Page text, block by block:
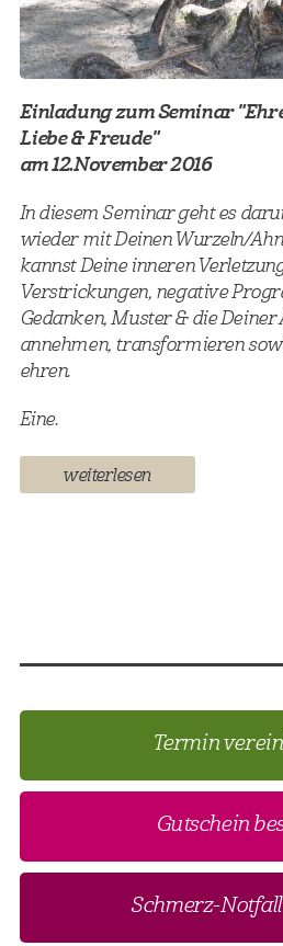
Einladung zum Seminar
Liebe & Freude"
am 12.November 2016
In diesem Seminar geht es
wieder mit Deinen Wurzeln/
kannst Deine inneren
Verstrickungen, negative
Gedanken, Muster & die Deiner
annehmen, transformieren
ehren.
Eine.
weiterlesen
Termin
Gutschein
Schmerz-